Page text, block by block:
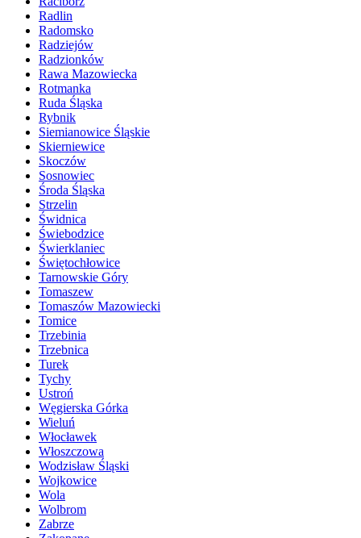
Radlin
Radomsko
Radziejów
Radzionków
Rawa Mazowiecka
Rotmanka
Ruda Śląska
Rybnik
Siemianowice Śląskie
Skierniewice
Skoczów
Sosnowiec
Środa Śląska
Strzelin
Świdnica
Świebodzice
Świerklaniec
Świętochłowice
Tarnowskie Góry
Tomaszew
Tomaszów Mazowiecki
Tomice
Trzebinia
Trzebnica
Turek
Tychy
Ustroń
Węgierska Górka
Wieluń
Włocławek
Włoszczowa
Wodzisław Śląski
Wojkowice
Wola
Wolbrom
Zabrze